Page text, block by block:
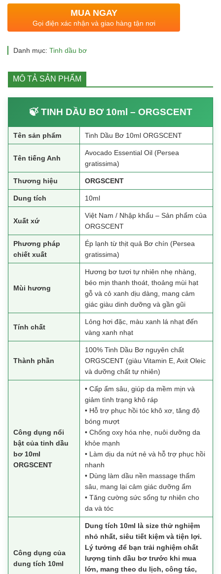
80.000 ₫. là:
39.000 ₫.
MUA NGAY
Gọi điện xác nhận và giao hàng tận nơi
Danh mục: Tinh dầu bơ
MÔ TẢ SẢN PHẨM
🍃 TINH DẦU BƠ 10ml – ORGSCENT
Tên sản phẩm Tinh Dầu Bơ 10ml ORGSCENT
Tên tiếng Anh
Avocado Essential Oil (Persea
gratissima)
Thương hiệu ORGSCENT
Dung tích 10ml
Xuất xứ
Việt Nam / Nhập khẩu – Sản phẩm của
ORGSCENT
Phương pháp
chiết xuất
Ép lạnh từ thịt quả Bơ chín (Persea
gratissima)
Mùi hương
Hương bơ tươi tự nhiên nhẹ nhàng,
béo mịn thanh thoát, thoảng mùi hạt
gỗ và cỏ xanh dịu dàng, mang cảm
giác giàu dinh dưỡng và gần gũi
Tính chất
Lỏng hơi đặc, màu xanh lá nhạt đến
vàng xanh nhạt
Thành phần
100% Tinh Dầu Bơ nguyên chất
ORGSCENT (giàu Vitamin E, Axit Oleic
và dưỡng chất tự nhiên)
Công dụng nổi
bật của tinh dầu
bơ 10ml
ORGSCENT
• Cấp ẩm sâu, giúp da mềm mịn và
giảm tình trạng khô ráp
• Hỗ trợ phục hồi tóc khô xơ, tăng độ
bóng mượt
• Chống oxy hóa nhẹ, nuôi dưỡng da
khỏe mạnh
• Làm dịu da nứt nẻ và hỗ trợ phục hồi
nhanh
• Dùng làm dầu nền massage thấm
sâu, mang lại cảm giác dưỡng ẩm
• Tăng cường sức sống tự nhiên cho
da và tóc
Công dụng của
dung tích 10ml
Dung tích 10ml là size thử nghiệm
nhỏ nhất, siêu tiết kiệm và tiện lợi.
Lý tưởng để bạn trải nghiệm chất
lượng tinh dầu bơ trước khi mua
lớn, mang theo du lịch, công tác,